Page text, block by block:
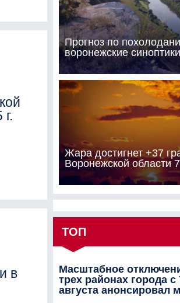
в
Прогноз по
воронежские синоптики
Жара достигнет +37
Воронежской области
ТОП
Масштабное
трех районах города с
августа анонсировал